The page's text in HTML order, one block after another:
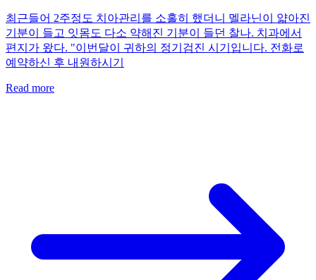
최근들어 2주정도 치아관리를 소홀히 했더니 멜라닌이 얇아진
기분이 들고 잇몸도 다소 약해진 기분이 들던 찰나. 치과에서
편지가 왔다. "이번달이 귀하의 정기검진 시기입니다. 전화로
예약하신 후 내원하시기
Read more